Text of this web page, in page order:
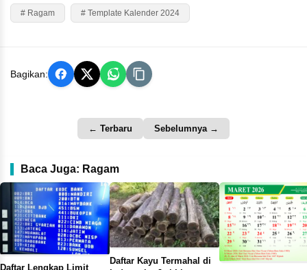
# Ragam # Template Kalender 2024
Bagikan:
← Terbaru Sebelumnya →
Baca Juga: Ragam
Limit
Daftar Kayu Termahal di